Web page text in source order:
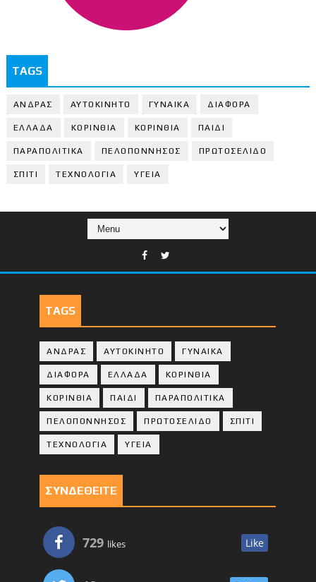
TAGS
ΑΝΔΡΑΣ ΑΥΤΟΚΙΝΗΤΟ ΓΥΝΑΙΚΑ ΔΙΑΦΟΡΑ
ΕΛΛΑΔΑ ΚΟΡΙΝΘΙΑ ΚΟΡΙΝΘΙA ΠΑΙΔΙ
ΠΑΡΑΠΟΛΙΤΙΚΑ ΠΕΛΟΠΟΝΝΗΣΟΣ ΠΡΩΤΟΣΕΛΙΔΟ
ΣΠΙΤΙ ΤΕΧΝΟΛΟΓΙΑ ΥΓΕΙΑ
TAGS
ΑΝΔΡΑΣ ΑΥΤΟΚΙΝΗΤΟ ΓΥΝΑΙΚΑ
ΔΙΑΦΟΡΑ ΕΛΛΑΔΑ ΚΟΡΙΝΘΙΑ
ΚΟΡΙΝΘΙA ΠΑΙΔΙ ΠΑΡΑΠΟΛΙΤΙΚΑ
ΠΕΛΟΠΟΝΝΗΣΟΣ ΠΡΩΤΟΣΕΛΙΔΟ ΣΠΙΤΙ
ΤΕΧΝΟΛΟΓΙΑ ΥΓΕΙΑ
ΣΥΝΔΕΘΕΙΤΕ
729 likes Like